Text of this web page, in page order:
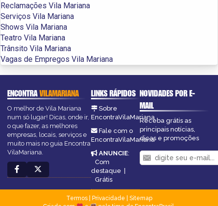
Reclamações Vila Mariana
Serviços Vila Mariana
Shows Vila Mariana
Teatro Vila Mariana
Trânsito Vila Mariana
Vagas de Empregos Vila Mariana
ENCONTRAVILAMARIANA
O melhor de Vila Mariana
num só lugar! Dicas, onde ir,
o que fazer, as melhores
empresas, locais, serviços e
muito mais no guia Encontra
VilaMariana.
LINKS RÁPIDOS
Sobre
EncontraVilaMariana
Fale com o
EncontraVilaMariana
ANUNCIE:
Com
destaque |
Grátis
NOVIDADES POR E-
MAIL
Receba grátis as
principais notícias,
dicas e promoções
Termos| Privacidade
Sitemap